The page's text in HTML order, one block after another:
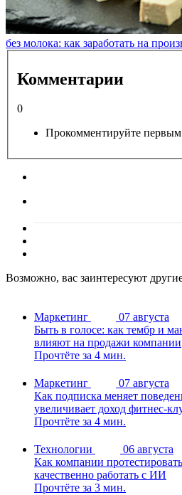
без молока: как заработать на
Комментарии
0
Прокомментируйте
Возможно, вас заинтересуют
Маркетинг
07 августа
Быть в голосе: как тембр и
влияют на продажи компании
Прочтёте за 4 мин.
Маркетинг
07 августа
Как подписка меняет
увеличивает доход фитнес-
Прочтёте за 4 мин.
Технологии
06 августа
Как компании
качественно работать с ИИ
Прочтёте за 3 мин.